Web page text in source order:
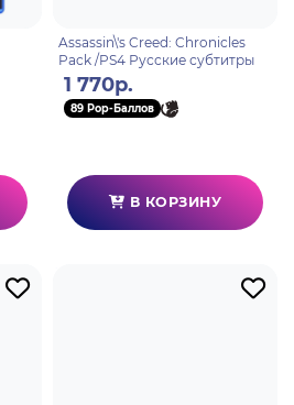
Assassin\'s Creed: Chronicles
Pack /PS4 Русские субтитры
1 770р.
89 Pop-Баллов
В КОРЗИНУ